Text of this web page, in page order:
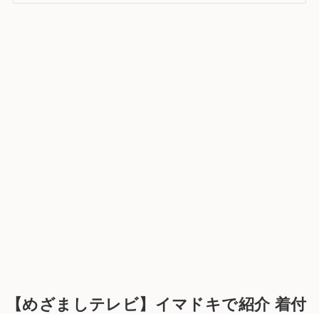
【めざましテレビ】イマドキで紹介 着付